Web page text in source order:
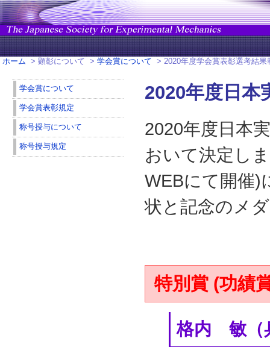
ホーム > 顕彰について > 学会賞について > 2020年度学会賞表彰選考結果
学会賞について
学会賞表彰規定
称号授与について
称号授与規定
2020年度日
2020年度日本
おいて決定し
WEBにて開催)
状と記念のメ
特別賞 (功績
格内 敏（